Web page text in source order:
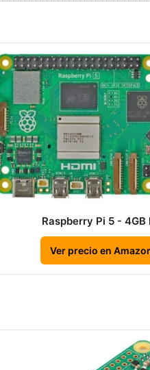
Raspberry Pi 5 - 4GB
Ver precio en